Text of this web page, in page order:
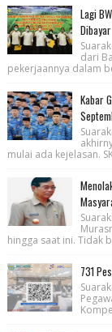
Lagi
Dibayar
dari
pekerjaannya dalam
Kabar
mulai ada kejelasan.
hingga saat ini. Tidak
731